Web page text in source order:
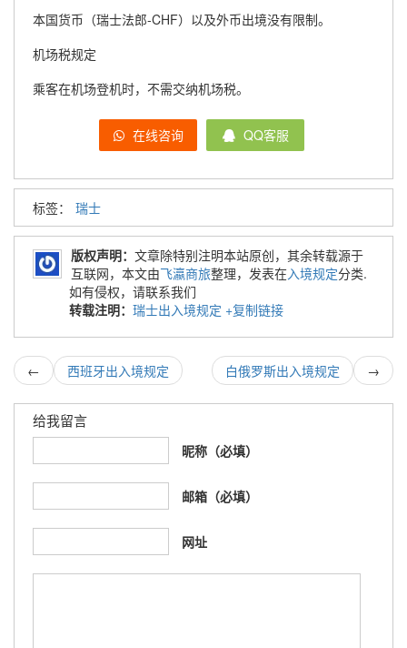
本国货币（瑞士法郎-CHF）以及外币出境没有限制。
机场税规定
乘客在机场登机时，不需交纳机场税。
在线咨询 QQ客服
标签： 瑞士
版权声明： 文章除特别注明本站原创，其余转载源于
互联网，本文由飞瀛商旅整理，发表在入境规定分类.
如有侵权，请联系我们
转载注明： 瑞士出入境规定 +复制链接
← 西班牙出入境规定 →
白俄罗斯出入境规定
给我留言
昵称（必填）
邮箱（必填）
网址